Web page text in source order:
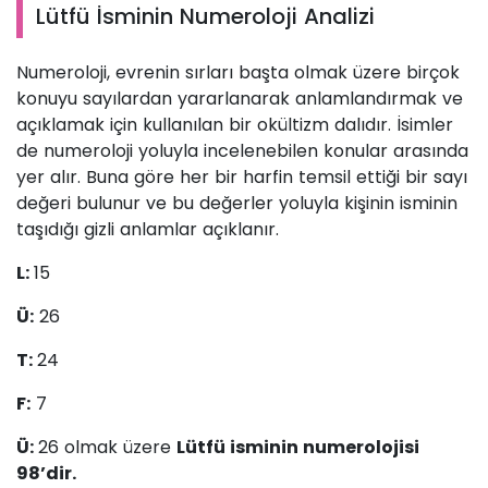
Lütfü İsminin Numeroloji Analizi
Numeroloji, evrenin sırları başta olmak üzere birçok
konuyu sayılardan yararlanarak anlamlandırmak ve
açıklamak için kullanılan bir okültizm dalıdır. İsimler
de numeroloji yoluyla incelenebilen konular arasında
yer alır. Buna göre her bir harfin temsil ettiği bir sayı
değeri bulunur ve bu değerler yoluyla kişinin isminin
taşıdığı gizli anlamlar açıklanır.
L:15
Ü: 26
T:24
F: 7
Ü:26 olmak üzere Lütfü isminin numerolojisi
98’dir.